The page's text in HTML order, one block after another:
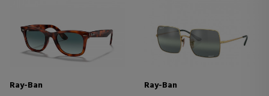
Ray-Ban
Ray-Ban